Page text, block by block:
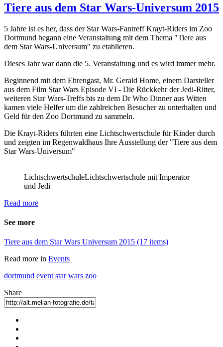
Tiere aus dem Star Wars-Universum 2015
5 Jahre ist es her, dass der Star Wars-Fantreff Krayt-Riders im Zoo
Dortmund begann eine Veranstaltung mit dem Thema "Tiere aus
dem Star Wars-Universum" zu etablieren.
Dieses Jahr war dann die 5. Veranstaltung und es wird immer mehr.
Beginnend mit dem Ehrengast, Mr. Gerald Home, einem Darsteller
aus dem Film Star Wars Episode VI - Die Rückkehr der Jedi-Ritter,
weiteren Star Wars-Treffs bis zu dem Dr Who Dinner aus Witten
kamen viele Helfer um die zahlreichen Besucher zu unterhalten und
Geld für den Zoo Dortmund zu sammeln.
Die Krayt-Riders führten eine Lichtschwertschule für Kinder durch
und zeigten im Regenwaldhaus Ihre Ausstellung der "Tiere aus dem
Star Wars-Universum"
LichtschwertschuleLichtschwertschule mit Imperator
und Jedi
Read more
See more
Tiere aus dem Star Wars Universum 2015 (17 items)
Read more in Events
dortmund event star wars zoo
Share